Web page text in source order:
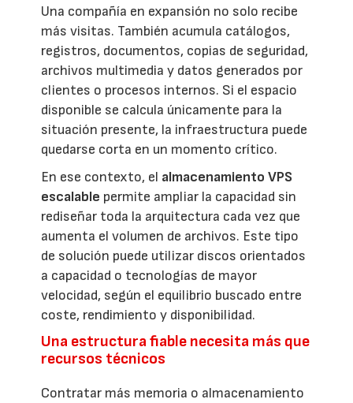
Una compañía en expansión no solo recibe
más visitas. También acumula catálogos,
registros, documentos, copias de seguridad,
archivos multimedia y datos generados por
clientes o procesos internos. Si el espacio
disponible se calcula únicamente para la
situación presente, la infraestructura puede
quedarse corta en un momento crítico.
En ese contexto, el almacenamiento VPS
escalable permite ampliar la capacidad sin
rediseñar toda la arquitectura cada vez que
aumenta el volumen de archivos. Este tipo
de solución puede utilizar discos orientados
a capacidad o tecnologías de mayor
velocidad, según el equilibrio buscado entre
coste, rendimiento y disponibilidad.
Una estructura fiable necesita más que
recursos técnicos
Contratar más memoria o almacenamiento